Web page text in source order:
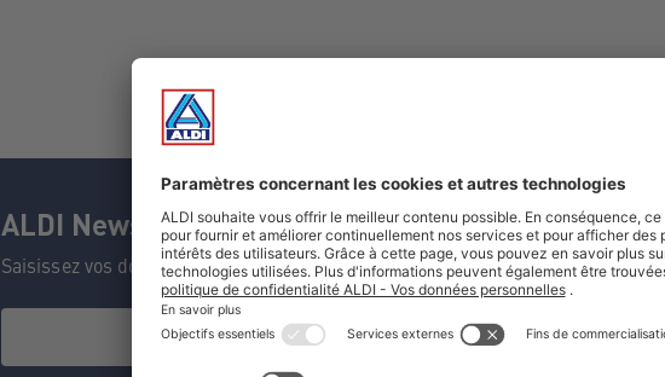
ALDI Newsletter
Saisissez vos données et ne manquez aucune de nos offres.